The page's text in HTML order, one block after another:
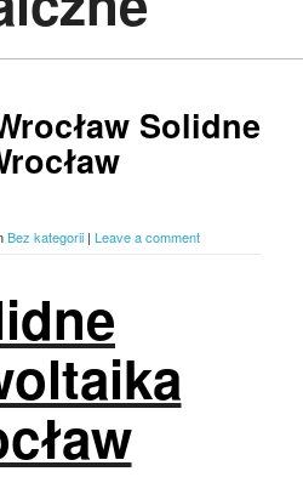
Solidne
Bez kategorii | Leave a comment